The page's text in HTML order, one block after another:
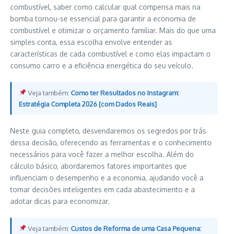
combustível, saber como calcular qual compensa mais na
bomba tornou-se essencial para garantir a economia de
combustível e otimizar o orçamento familiar. Mais do que uma
simples conta, essa escolha envolve entender as
características de cada combustível e como elas impactam o
consumo carro e a eficiência energética do seu veículo.
Veja também:Como ter Resultados no Instagram:
Estratégia Completa 2026 [com Dados Reais]
Neste guia completo, desvendaremos os segredos por trás
dessa decisão, oferecendo as ferramentas e o conhecimento
necessários para você fazer a melhor escolha. Além do
cálculo básico, abordaremos fatores importantes que
influenciam o desempenho e a economia, ajudando você a
tomar decisões inteligentes em cada abastecimento e a
adotar dicas para economizar.
Veja também:Custos de Reforma de uma Casa Pequena: